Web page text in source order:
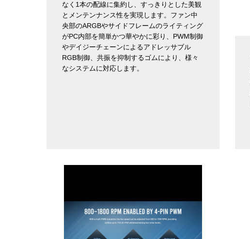
なく1本の配線に集約し、すっきりとした美観
とメンテンナンス性を実現します。ファン中
央部のARGBやサイドフレームのライティング
がPC内部を簡単かつ華やかに彩り、PWM制御
やデイジーチェーンによるアドレッサブル
RGB制御、共振を抑制するゴムにより、様々
なシステムに対応します。